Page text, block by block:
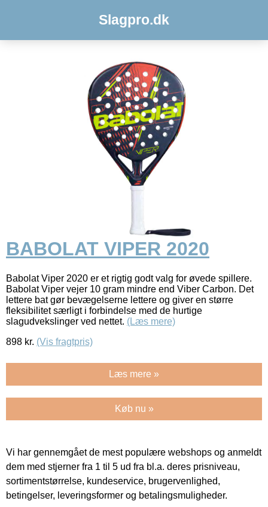
Slagpro.dk
BABOLAT VIPER 2020
Babolat Viper 2020 er et rigtig godt valg for øvede spillere.
Babolat Viper vejer 10 gram mindre end Viber Carbon. Det
lettere bat gør bevægelserne lettere og giver en større
fleksibilitet særligt i forbindelse med de hurtige
slagudvekslinger ved nettet. (Læs mere)
898 kr. (Vis fragtpris)
Læs mere »
Køb nu »
Vi har gennemgået de mest populære webshops og anmeldt
dem med stjerner fra 1 til 5 ud fra bl.a. deres prisniveau,
sortimentstørrelse, kundeservice, brugervenlighed,
betingelser, leveringsformer og betalingsmuligheder.